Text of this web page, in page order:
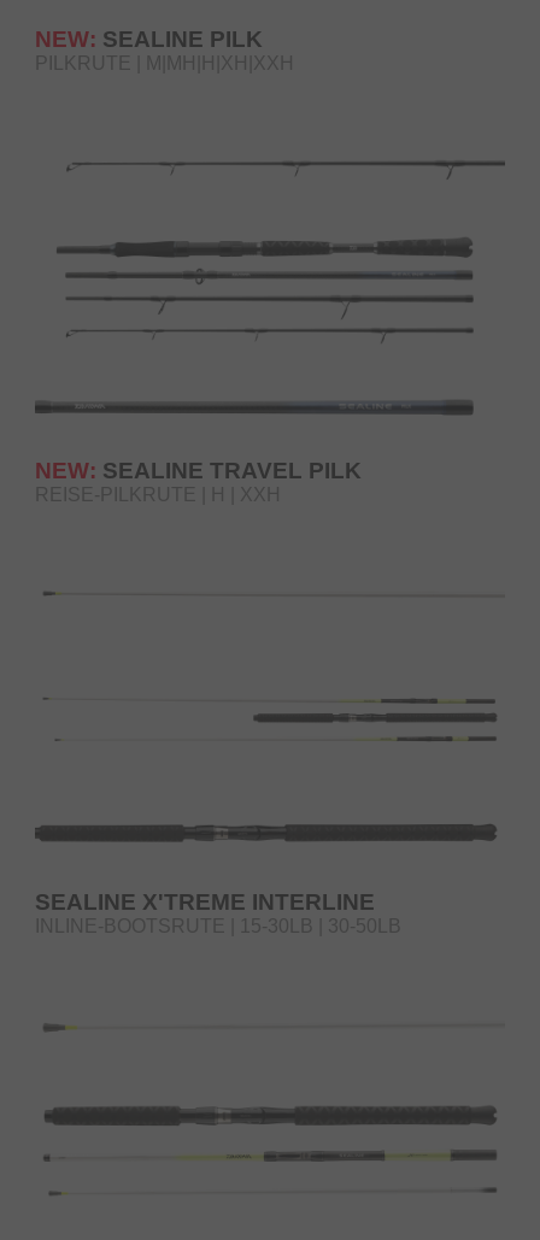
NEW: SEALINE PILK
PILKRUTE | M|MH|H|XH|XXH
NEW: SEALINE TRAVEL PILK
REISE-PILKRUTE | H | XXH
SEALINE X'TREME INTERLINE
INLINE-BOOTSRUTE | 15-30LB | 30-50LB